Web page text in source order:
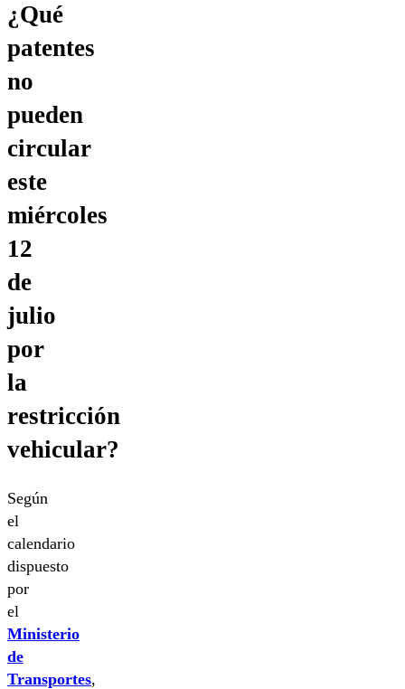
¿Qué
patentes
no
pueden
circular
este
miércoles
12
de
julio
por
la
restricción
vehicular?
Según
el
calendario
dispuesto
por
el
Ministerio
de
Transportes,